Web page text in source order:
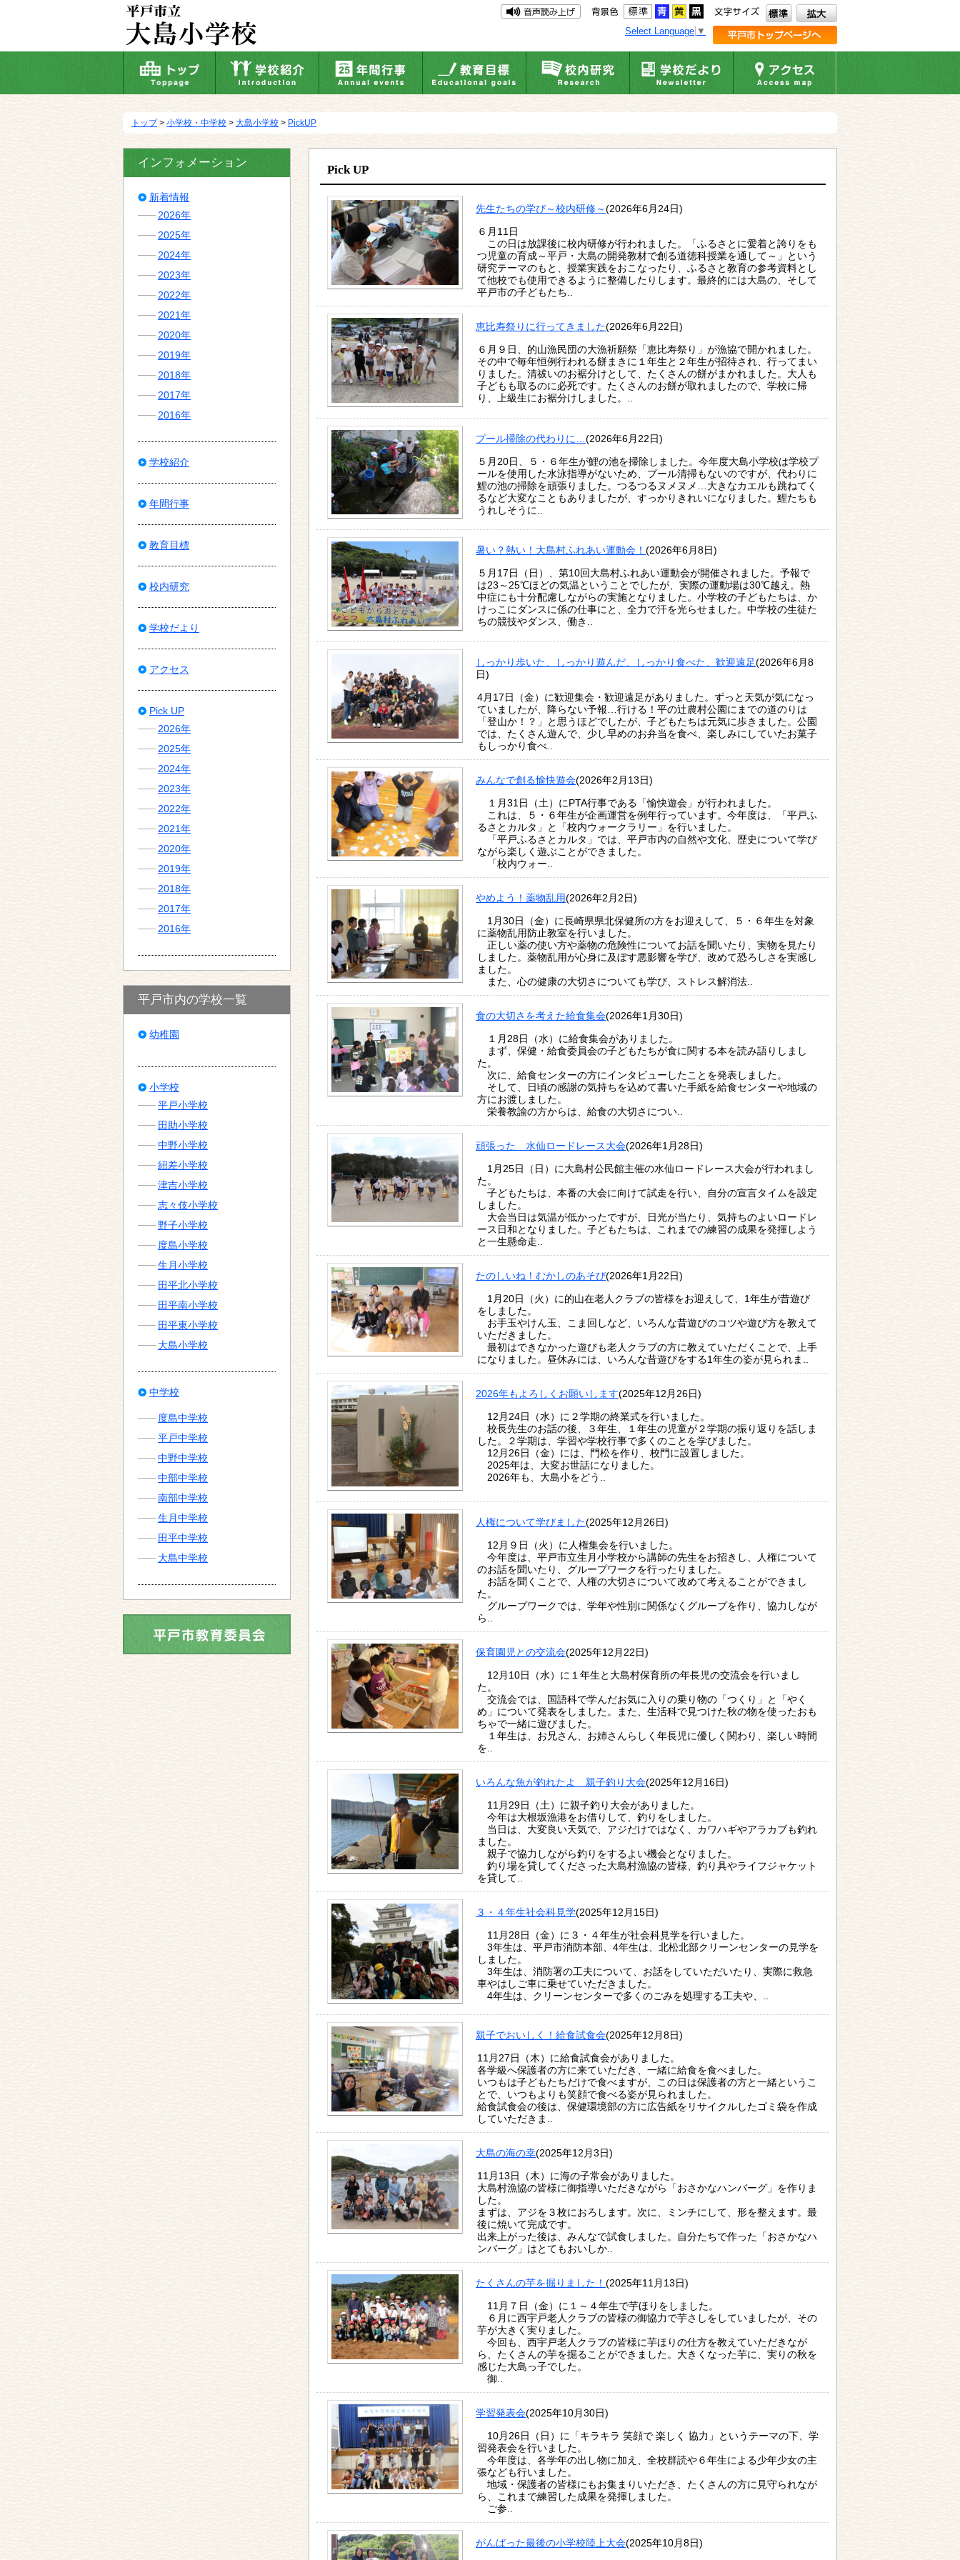
動
Select Language ▼
トップ> 小学校・中学校 > 大島小学校 > PickUP
Pick UP
先生たちの学び～校内研修～(2026年6月24日)
６月11日
この日は放課後に校内研修が行われました。「ふるさとに愛着と誇りをも
つ児童の育成～平戸・大島の開発教材で創る道徳科授業を通して～」という
研究テーマのもと、授業実践をおこなったり、ふるさと教育の参考資料とし
て他校でも使用できるように整備したりします。最終的には大島の、そして
平戸市の子どもたち..
恵比寿祭りに行ってきました(2026年6月22日)
６月９日、的山漁民団の大漁祈願祭「恵比寿祭り」が漁協で開かれました。
その中で毎年恒例行われる餅まきに１年生と２年生が招待され、行ってまい
りました。清祓いのお裾分けとして、たくさんの餅がまかれました。大人も
子どもも取るのに必死です。たくさんのお餅が取れましたので、学校に帰
り、上級生にお裾分けしました。..
プール掃除の代わりに… (2026年6月22日)
５月20日、５・６年生が鯉の池を掃除しました。今年度大島小学校は学校プ
ールを使用した水泳指導がないため、プール清掃もないのですが、代わりに
鯉の池の掃除を頑張りました。つるつるヌメヌメ…大きなカエルも跳ねてく
るなど大変なこともありましたが、すっかりきれいになりました。鯉たちも
うれしそうに..
暑い？熱い！大島村ふれあい運動会！ (2026年6月8日)
５月17日（日）、第10回大島村ふれあい運動会が開催されました。予報で
は23～25℃ほどの気温ということでしたが、実際の運動場は30℃越え。熱
中症にも十分配慮しながらの実施となりました。小学校の子どもたちは、か
けっこにダンスに係の仕事にと、全力で汗を光らせました。中学校の生徒た
ちの競技やダンス、働き..
しっかり歩いた、しっかり遊んだ、しっかり食べた、歓迎遠足(2026年6月8
日)
4月17日（金）に歓迎集会・歓迎遠足がありました。ずっと天気が気になっ
ていましたが、降らない予報…行ける！平の辻農村公園にまでの道のりは
「登山か！？」と思うほどでしたが、子どもたちは元気に歩きました。公園
では、たくさん遊んで、少し早めのお弁当を食べ、楽しみにしていたお菓子
もしっかり食べ..
みんなで創る愉快遊会(2026年2月13日)
１月31日（土）にPTA行事である「愉快遊会」が行われました。
これは、５・６年生が企画運営を例年行っています。今年度は、「平戸ふ
るさとカルタ」と「校内ウォークラリー」を行いました。
「平戸ふるさとカルタ」では、平戸市内の自然や文化、歴史について学び
ながら楽しく遊ぶことができました。
「校内ウォー..
やめよう！薬物乱用(2026年2月2日)
1月30日（金）に長崎県県北保健所の方をお迎えして、５・６年生を対象
に薬物乱用防止教室を行いました。
正しい薬の使い方や薬物の危険性についてお話を聞いたり、実物を見たり
しました。薬物乱用が心身に及ぼす悪影響を学び、改めて恐ろしさを実感し
ました。
また、心の健康の大切さについても学び、ストレス解消法..
食の大切さを考えた給食集会(2026年1月30日)
１月28日（水）に給食集会がありました。
まず、保健・給食委員会の子どもたちが食に関する本を読み語りしまし
た。
次に、給食センターの方にインタビューしたことを発表しました。
そして、日頃の感謝の気持ちを込めて書いた手紙を給食センターや地域の
方にお渡しました。
栄養教諭の方からは、給食の大切さについ..
頑張った 水仙ロードレース大会(2026年1月28日)
1月25日（日）に大島村公民館主催の水仙ロードレース大会が行われまし
た。
子どもたちは、本番の大会に向けて試走を行い、自分の宣言タイムを設定
しました。
大会当日は気温が低かったですが、日光が当たり、気持ちのよいロードレ
ース日和となりました。子どもたちは、これまでの練習の成果を発揮しよう
と一生懸命走..
たのしいね！むかしのあそび(2026年1月22日)
1月20日（火）に的山在老人クラブの皆様をお迎えして、1年生が昔遊び
をしました。
お手玉やけん玉、こま回しなど、いろんな昔遊びのコツや遊び方を教えて
いただきました。
最初はできなかった遊びも老人クラブの方に教えていただくことで、上手
になりました。昼休みには、いろんな昔遊びをする1年生の姿が見られま..
2026年もよろしくお願いします(2025年12月26日)
12月24日（水）に２学期の終業式を行いました。
校長先生のお話の後、３年生、１年生の児童が２学期の振り返りを話しま
した。２学期は、学習や学校行事で多くのことを学びました。
12月26日（金）には、門松を作り、校門に設置しました。
2025年は、大変お世話になりました。
2026年も、大島小をどう..
人権について学びました(2025年12月26日)
12月９日（火）に人権集会を行いました。
今年度は、平戸市立生月小学校から講師の先生をお招きし、人権について
のお話を聞いたり、グループワークを行ったりました。
お話を聞くことで、人権の大切さについて改めて考えることができまし
た。
グループワークでは、学年や性別に関係なくグループを作り、協力しなが
ら..
保育園児との交流会(2025年12月22日)
12月10日（水）に１年生と大島村保育所の年長児の交流会を行いまし
た。
交流会では、国語科で学んだお気に入りの乗り物の「つくり」と「やく
め」について発表をしました。また、生活科で見つけた秋の物を使ったおも
ちゃで一緒に遊びました。
１年生は、お兄さん、お姉さんらしく年長児に優しく関わり、楽しい時間
を..
いろんな魚が釣れたよ 親子釣り大会(2025年12月16日)
11月29日（土）に親子釣り大会がありました。
今年は大根坂漁港をお借りして、釣りをしました。
当日は、大変良い天気で、アジだけではなく、カワハギやアラカブも釣れ
ました。
親子で協力しながら釣りをするよい機会となりました。
釣り場を貸してくださった大島村漁協の皆様、釣り具やライフジャケット
を貸して..
３・４年生社会科見学(2025年12月15日)
11月28日（金）に３・４年生が社会科見学を行いました。
3年生は、平戸市消防本部、4年生は、北松北部クリーンセンターの見学を
しました。
3年生は、消防署の工夫について、お話をしていただいたり、実際に救急
車やはしご車に乗せていただきました。
4年生は、クリーンセンターで多くのごみを処理する工夫や、..
親子でおいしく！給食試食会(2025年12月8日)
11月27日（木）に給食試食会がありました。
各学級へ保護者の方に来ていただき、一緒に給食を食べました。
いつもは子どもたちだけで食べますが、この日は保護者の方と一緒というこ
とで、いつもよりも笑顔で食べる姿が見られました。
給食試食会の後は、保健環境部の方に広告紙をリサイクルしたゴミ袋を作成
していただきま..
大島の海の幸(2025年12月3日)
11月13日（木）に海の子常会がありました。
大島村漁協の皆様に御指導いただきながら「おさかなハンバーグ」を作りま
した。
まずは、アジを３枚におろします。次に、ミンチにして、形を整えます。最
後に焼いて完成です。
出来上がった後は、みんなで試食しました。自分たちで作った「おさかなハ
ンバーグ」はとてもおいしか..
たくさんの芋を掘りました！ (2025年11月13日)
11月７日（金）に１～４年生で芋ほりをしました。
６月に西宇戸老人クラブの皆様の御協力で芋さしをしていましたが、その
芋が大きく実りました。
今回も、西宇戸老人クラブの皆様に芋ほりの仕方を教えていただきなが
ら、たくさんの芋を掘ることができました。大きくなった芋に、実りの秋を
感じた大島っ子でした。
御..
学習発表会(2025年10月30日)
10月26日（日）に「キラキラ 笑顔で 楽しく 協力」というテーマの下、学
習発表会を行いました。
今年度は、各学年の出し物に加え、全校群読や６年生による少年少女の主
張なども行いました。
地域・保護者の皆様にもお集まりいただき、たくさんの方に見守られなが
ら、これまで練習した成果を発揮しました。
ご参..
がんばった最後の小学校陸上大会(2025年10月8日)
インフォメーション
新着情報
2026年
2025年
2024年
2023年
2022年
2021年
2020年
2019年
2018年
2017年
2016年
学校紹介
年間行事
教育目標
校内研究
学校だより
アクセス
Pick UP
2026年
2025年
2024年
2023年
2022年
2021年
2020年
2019年
2018年
2017年
2016年
平戸市内の学校一覧
幼稚園
小学校
平戸小学校
田助小学校
中野小学校
紐差小学校
津吉小学校
志々伎小学校
野子小学校
度島小学校
生月小学校
田平北小学校
田平南小学校
田平東小学校
大島小学校
中学校
度島中学校
平戸中学校
中野中学校
中部中学校
南部中学校
生月中学校
田平中学校
大島中学校